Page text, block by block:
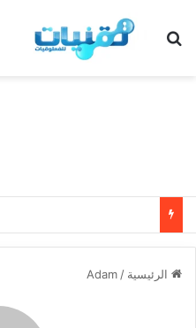
بحث عن
الرئيسية /
Adam